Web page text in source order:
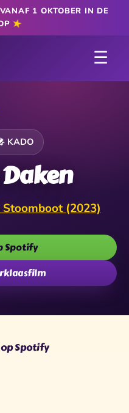
1 OKTOBER IN DE
★
☰
KADO
Stoomboot (2023)
Spotify
Spotify